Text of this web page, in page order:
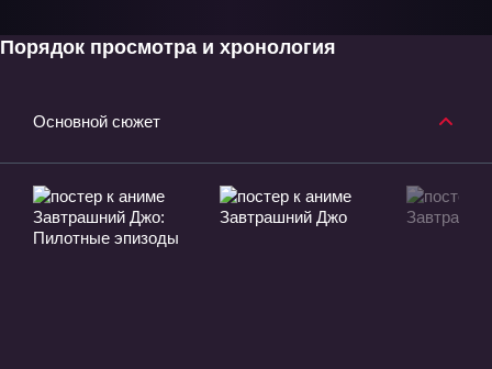
Порядок просмотра и хронология
Основной сюжет